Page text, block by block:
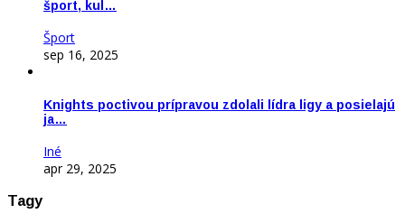
šport, kul…
Šport
sep 16, 2025
Knights poctivou prípravou zdolali lídra ligy a posielajú
ja…
Iné
apr 29, 2025
Tagy